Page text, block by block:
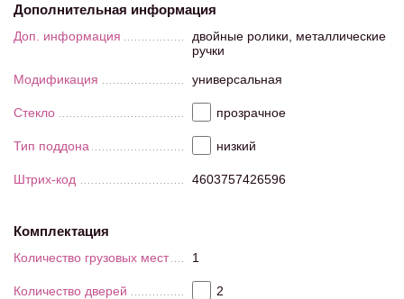
Дополнительная информация
Доп. информация
двойные ролики, металлические
ручки
Модификация
универсальная
Стекло прозрачное
Тип поддона низкий
Штрих-код 4603757426596
Комплектация
Количество грузовых мест 1
Количество дверей 2